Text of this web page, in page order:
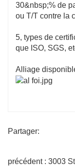
30&nbsp;% de
ou T/T contre la
5, types de
que ISO, SGS,
Alliage
Partager:
précédent : 3003